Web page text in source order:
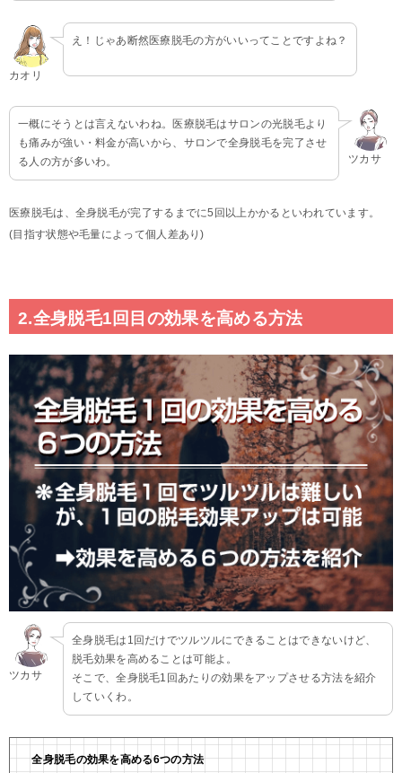
カオリ
え！じゃあ断然医療脱毛の方がいいってことですよね？
ツカサ
一概にそうとは言えないわね。医療脱毛はサロンの光脱毛より
も痛みが強い・料金が高いから、サロンで全身脱毛を完了させ
る人の方が多いわ。
医療脱毛は、全身脱毛が完了するまでに5回以上かかるといわれています。
(目指す状態や毛量によって個人差あり)
2.全身脱毛1回目の効果を高める方法
ツカサ
全身脱毛は1回だけでツルツルにできることはできないけど、
脱毛効果を高めることは可能よ。
そこで、全身脱毛1回あたりの効果をアップさせる方法を紹介
していくわ。
全身脱毛の効果を高める6つの方法